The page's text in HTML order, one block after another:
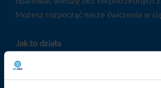
Możesz rozpocząć nasze ćwiczenia w
Jak to działa
Po opłaceniu zamówienia,